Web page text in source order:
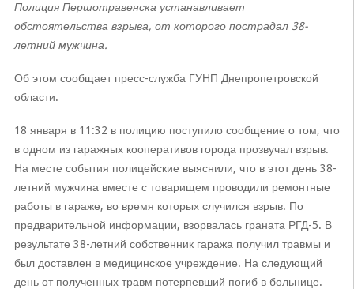
Полиция Першотравенска устанавливает
обстоятельства взрыва, от которого пострадал 38-
летний мужчина.
Об этом сообщает пресс-служба ГУНП Днепропетровской
области.
18 января в 11:32 в полицию поступило сообщение о том, что
в одном из гаражных кооперативов города прозвучал взрыв.
На месте события полицейские выяснили, что в этот день 38-
летний мужчина вместе с товарищем проводили ремонтные
работы в гараже, во время которых случился взрыв. По
предварительной информации, взорвалась граната РГД-5. В
результате 38-летний собственник гаража получил травмы и
был доставлен в медицинское учреждение. На следующий
день от полученных травм потерпевший погиб в больнице.